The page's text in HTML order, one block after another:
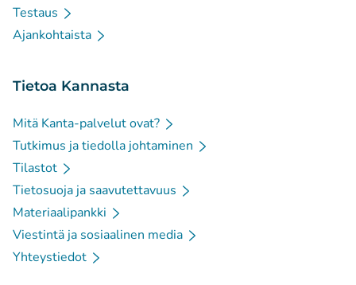
Testaus
Ajankohtaista
Tietoa Kannasta
Mitä Kanta-palvelut ovat?
Tutkimus ja tiedolla johtaminen
Tilastot
Tietosuoja ja saavutettavuus
Materiaalipankki
Viestintä ja sosiaalinen media
Yhteystiedot